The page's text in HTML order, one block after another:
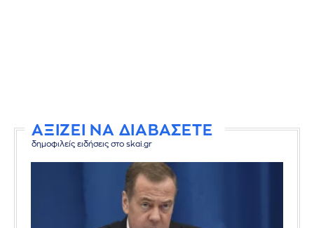
ΑΞΙΖΕΙ ΝΑ ΔΙΑΒΑΣΕΤΕ
δημοφιλείς ειδήσεις στο skai.gr